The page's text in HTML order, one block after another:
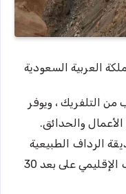
من التلفريك ، ويوفر
والحدائق.
الرداف الطبيعية
ووادي متنه المحرّم. يقع مطار الطائف الإقليمي على بعد 30